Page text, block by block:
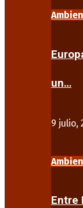
un…
9 julio,
Entre